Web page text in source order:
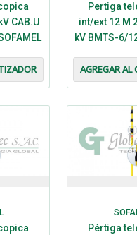
CAB.U
Pertiga
int/ext 12 M
kV BMTS-6/
AGREGAR
Pértiga